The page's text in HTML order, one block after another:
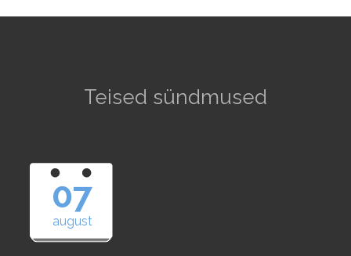
Teised sündmused
07
august